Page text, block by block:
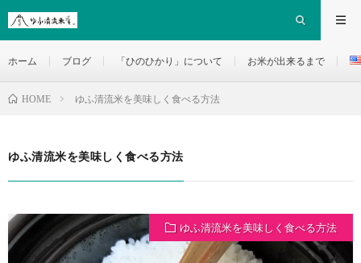
ホーム ブログ 「ひのひかり」について お米が出来るまで
HOME ゆふ清流米を美味しく食べる方法
ゆふ清流米を美味しく食べる方法
ゆふ清流米を美味しく食べる方法